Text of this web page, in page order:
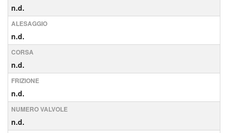
n.d.
ALESAGGIO
n.d.
CORSA
n.d.
FRIZIONE
n.d.
NUMERO VALVOLE
n.d.